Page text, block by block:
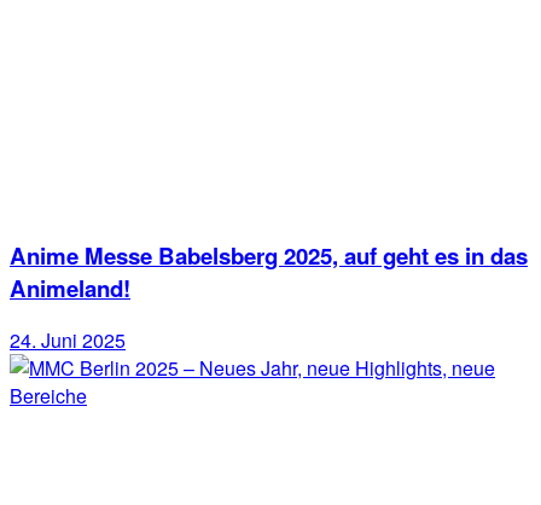
Anime Messe Babelsberg 2025, auf geht es in das
Animeland!
24. Juni 2025